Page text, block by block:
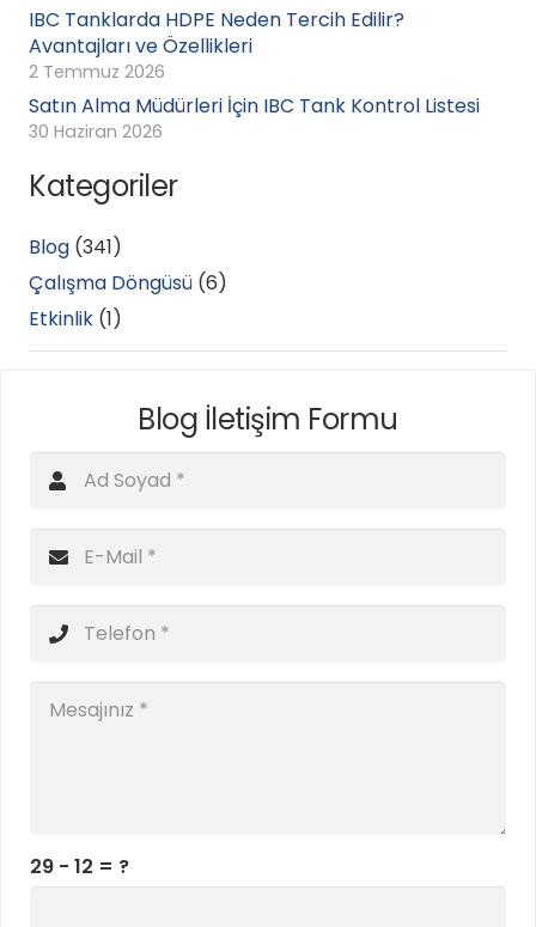
IBC Tanklarda HDPE Neden Tercih Edilir?
Avantajları ve Özellikleri
2 Temmuz 2026
Satın Alma Müdürleri İçin IBC Tank Kontrol Listesi
30 Haziran 2026
Kategoriler
Blog (341)
Çalışma Döngüsü (6)
Etkinlik (1)
Blog İletişim Formu
29 - 12 = ?